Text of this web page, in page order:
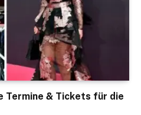
Termine & Tickets für die